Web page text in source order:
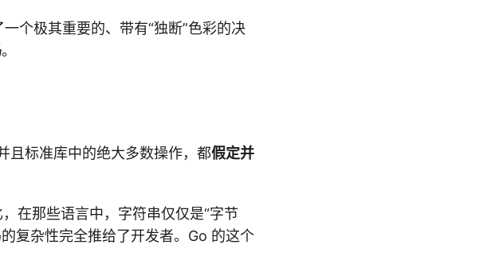
个极其重要的、带有“独断”色彩的决
。
且标准库中的绝大多数操作，都假定并
在那些语言中，字符串仅仅是“字节
复杂性完全推给了开发者。Go 的这个